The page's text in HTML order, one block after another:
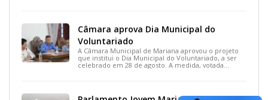
Câmara aprova Dia Municipal do
Voluntariado
A Câmara Municipal de Mariana aprovou o projeto
que institui o Dia Municipal do Voluntariado, a ser
celebrado em 28 de agosto. A medida, votada
durante a 15ª Reunião Ordinária, busca reconhecer